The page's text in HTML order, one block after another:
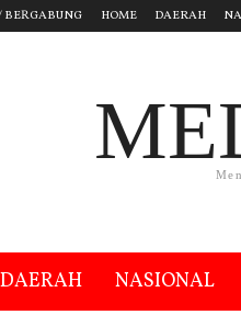
BERGABUNG HOME DAERAH
DAERAH NASIONAL